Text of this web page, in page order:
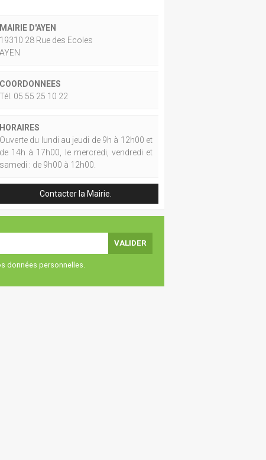
MAIRIE D'AYEN
19310 28 Rue des Ecoles
AYEN
COORDONNEES
Tél. 05 55 25 10 22
HORAIRES
Ouverte du lundi au jeudi de 9h à 12h00 et
de 14h à 17h00, le mercredi, vendredi et
samedi : de 9h00 à 12h00.
Contacter la Mairie.
données personnelles.